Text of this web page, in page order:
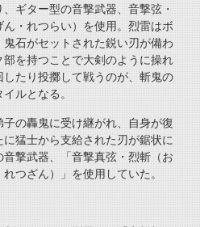
ギター型の音撃武器、音撃弦・
・れつらい）を使用。烈雷はボ
鬼石がセットされた鋭い刃が備わ
部を持つことで大剣のように操れ
したり投擲して戦うのが、斬鬼の
ルとなる。
子の轟鬼に受け継がれ、自身が復
猛士から支給された刃が鋸状に
音撃武器、「音撃真弦・烈斬（お
つざん）」を使用していた。